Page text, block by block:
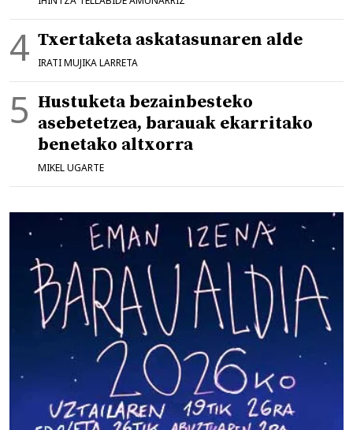
Txertaketa askatasunaren alde
IRATI MUJIKA LARRETA
Hustuketa bezainbesteko
asebetetzea, barauak ekarritako
benetako altxorra
MIKEL UGARTE